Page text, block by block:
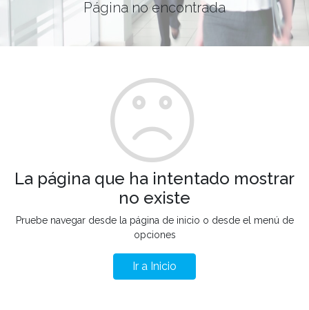
Página no encontrada
La página que ha intentado mostrar
no existe
Pruebe navegar desde la página de inicio o desde el menú de
opciones
Ir a Inicio